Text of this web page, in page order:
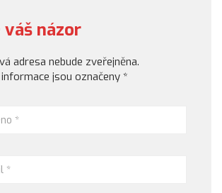
váš názor
adresa nebude zveřejněna.
jsou označeny *